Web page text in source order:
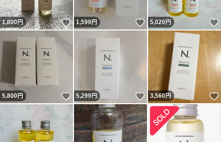
1,800円 いいね！
1,599円 いいね！
5,020円
5,800円 いいね！
5,299円 いいね！
3,560円